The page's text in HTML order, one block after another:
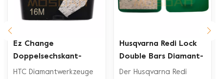
Ez Change
Doppelsechskant-
Segment-Diamant-
HTC Diamantwerkzeuge
Husqvarna Redi Lock
Double Bars Diamant-
Schleifschuh für
Der Husqvarna Redi